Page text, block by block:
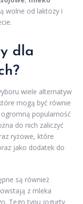
wolne od laktozy i
dla
wiele alternatyw
mogą być równie
popularność
do nich zaliczyć
ryżowe, które
jako dodatek do
są również
z mleka
Tego typu jogurty